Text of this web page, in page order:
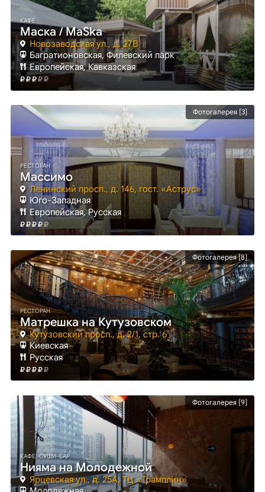
КАФЕ
Маска / МaSka
Новозаводская ул., д. 27B
Багратионовская, Филевский парк
Европейская, Кавказская
Фотогалерея [3]
РЕСТОРАН
Массимо
Ленинский просп., д. 146, гост. «Аструс»
Юго-Западная
Европейская, Русская
Фотогалерея [8]
РЕСТОРАН
Матрешка на Кутузовском
Кутузовский просп., д. 2/1, стр. 6
Киевская
Русская
Фотогалерея [9]
КАФЕ, СУШИ-БАР
Нияма на Молодежной
Ярцевская ул., д. 25А, ТЦ «Трамплин»